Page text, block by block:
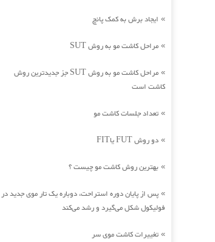
» ایجاد برش به کمک پانچ
» مراحل کاشت مو به روش SUT
»
مراحل کاشت مو به روش SUT جز جدیدترین روش
کاشت است
» تعداد جلسات کاشت مو
» دو روش FUT یاFIT
» بهترین روش کاشت مو چیست ؟
» پس از پایان دوره استراحت، دوباره یک تار موی جدید در
فولیکول شکل می‌گیرد و رشد می‌کند
» تغییرات کاشت موی سر